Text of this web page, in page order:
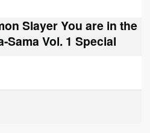
Slayer You are in the
Sama Vol. 1 Special